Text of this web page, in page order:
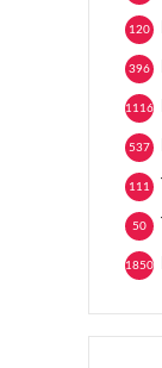
120
396
1116
537
111
50
1850